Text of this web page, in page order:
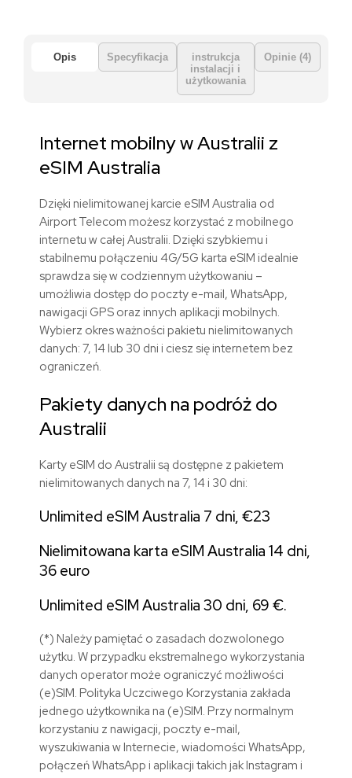
Opis Specyfikacja
instrukcja
instalacji i
użytkowania
Opinie (4)
Internet mobilny w Australii z
eSIM Australia
Dzięki nielimitowanej karcie eSIM Australia od
Airport Telecom możesz korzystać z mobilnego
internetu w całej Australii. Dzięki szybkiemu i
stabilnemu połączeniu 4G/5G karta eSIM idealnie
sprawdza się w codziennym użytkowaniu –
umożliwia dostęp do poczty e-mail, WhatsApp,
nawigacji GPS oraz innych aplikacji mobilnych.
Wybierz okres ważności pakietu nielimitowanych
danych: 7, 14 lub 30 dni i ciesz się internetem bez
ograniczeń.
Pakiety danych na podróż do
Australii
Karty eSIM do Australii są dostępne z pakietem
nielimitowanych danych na 7, 14 i 30 dni:
Unlimited eSIM Australia 7 dni, €23
Nielimitowana karta eSIM Australia 14 dni,
36 euro
Unlimited eSIM Australia 30 dni, 69 €.
(*) Należy pamiętać o zasadach dozwolonego
użytku. W przypadku ekstremalnego wykorzystania
danych operator może ograniczyć możliwości
(e)SIM. Polityka Uczciwego Korzystania zakłada
jednego użytkownika na (e)SIM. Przy normalnym
korzystaniu z nawigacji, poczty e-mail,
wyszukiwania w Internecie, wiadomości WhatsApp,
połączeń WhatsApp i aplikacji takich jak Instagram i